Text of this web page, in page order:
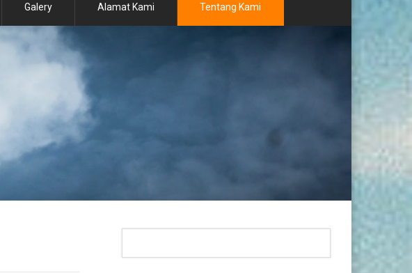
Galery Alamat Kami Tentang Kami